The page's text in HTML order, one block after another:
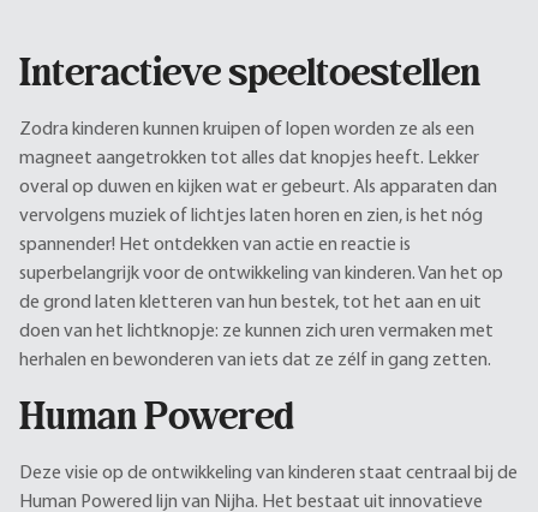
Interactieve speeltoestellen
Zodra kinderen kunnen kruipen of lopen worden ze als een
magneet aangetrokken tot alles dat knopjes heeft. Lekker
overal op duwen en kijken wat er gebeurt. Als apparaten dan
vervolgens muziek of lichtjes laten horen en zien, is het nóg
spannender! Het ontdekken van actie en reactie is
superbelangrijk voor de ontwikkeling van kinderen. Van het op
de grond laten kletteren van hun bestek, tot het aan en uit
doen van het lichtknopje: ze kunnen zich uren vermaken met
herhalen en bewonderen van iets dat ze zélf in gang zetten.
Human Powered
Deze visie op de ontwikkeling van kinderen staat centraal bij de
Human Powered lijn van Nijha. Het bestaat uit innovatieve